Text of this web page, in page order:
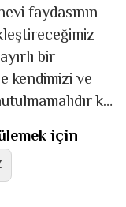
faydasının
bir
kendimizi ve
ki,
için